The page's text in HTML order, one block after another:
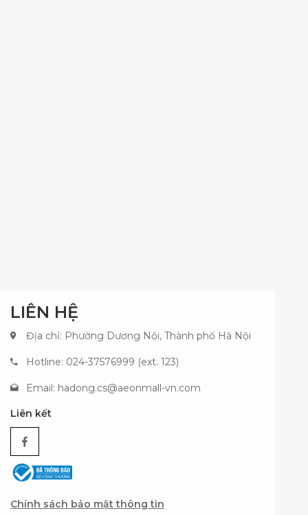
LIÊN HỆ
Địa chỉ: Phường Dương Nội, Thành phố Hà Nội
Hotline: 024-37576999 (ext. 123)
Email: hadong.cs@aeonmall-vn.com
Liên kết
Chính sách bảo mật thông tin